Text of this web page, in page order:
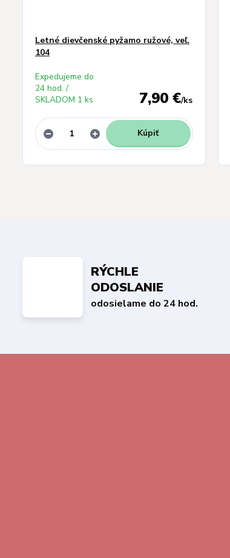
Letné dievčenské pyžamo ružové, veľ.
104
7,90 €/ks
Expedujeme do
24 hod. /
SKLADOM 1 ks
Kúpiť
RÝCHLE
ODOSLANIE
odosielame do 24 hod.